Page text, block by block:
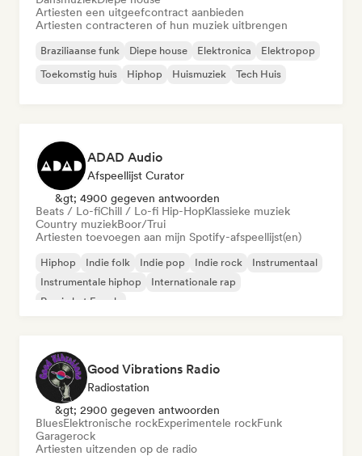
Artiesten een uitgeefcontract aanbieden
Artiesten contracteren of hun muziek uitbrengen
Braziliaanse funk Diepe house Elektronica
Elektropop
Toekomstig huis
Hiphop Huismuziek Tech Huis
ADAD Audio
Afspeellijst Curator
&gt; 4900 gegeven antwoorden
Beats / Lo-fiChill / Lo-fi Hip-HopKlassieke muziek
Country muziekBoor/Trui
Artiesten toevoegen aan mijn Spotify-afspeellijst(en)
Hiphop Indie folk Indie pop Indie rock
Instrumentaal
Instrumentale hiphop
Internationale rap
Rap in het Engels
Good Vibrations Radio
Radiostation
&gt; 2900 gegeven antwoorden
BluesElektronische rockExperimentele rockFunk
Garagerock
Artiesten uitzenden op de radio